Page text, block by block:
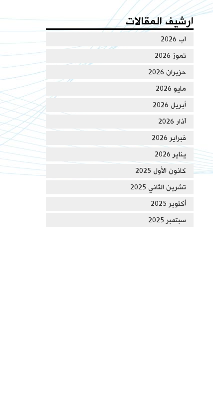
ارشيف المقالات
آب 2026
تموز 2026
حزيران 2026
مايو 2026
أبريل 2026
آذار 2026
فبراير 2026
يناير 2026
كانون الأول 2025
تشرين الثاني 2025
أكتوبر 2025
سبتمبر 2025